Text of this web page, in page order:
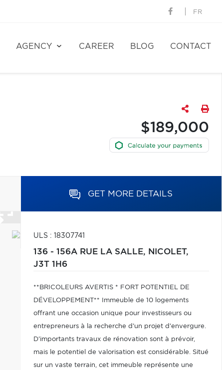
FR
AGENCY CAREER BLOG CONTACT
$189,000
GET MORE DETAILS
ULS : 18307741
136 - 156A RUE LA SALLE, NICOLET,
J3T 1H6
**BRICOLEURS AVERTIS * FORT POTENTIEL DE
DÉVELOPPEMENT** Immeuble de 10 logements
offrant une occasion unique pour investisseurs ou
entrepreneurs à la recherche d'un projet d'envergure.
D'importants travaux de rénovation sont à prévoir,
mais le potentiel de valorisation est considérable. Situé
sur un vaste terrain, cet immeuble représente une